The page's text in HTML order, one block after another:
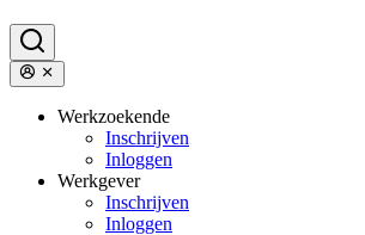
Werkzoekende
Inschrijven
Inloggen
Werkgever
Inschrijven
Inloggen